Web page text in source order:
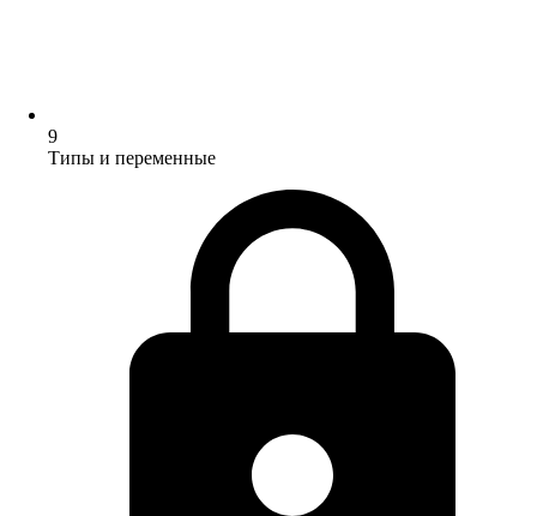
9
Типы и переменные